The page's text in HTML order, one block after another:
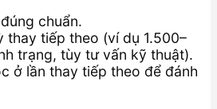
chuẩn.
thay tiếp theo (ví dụ 1.500–
trạng, tùy tư vấn kỹ thuật).
ở lần thay tiếp theo để đánh